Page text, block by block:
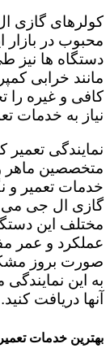
کولرهای گازی
محبوب در
دستگاه ها نیز
مانند خرابی
کافی و غیره را
نیاز به خدمات
نمایندگی تعمیر
متخصصین ماهر و
خدمات تعمیر و
گازی ال جی می
مختلف این
عملکرد و عمر
صورت بروز
به این
آنها دریافت کنید.
بهترین خدمات